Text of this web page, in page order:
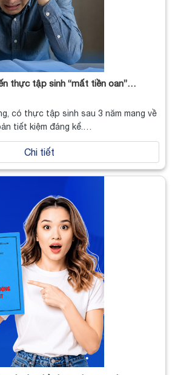
thực tập sinh “mất tiền oan”…
có thực tập sinh sau 3 năm mang về
tiết kiệm đáng kể.…
Chi tiết